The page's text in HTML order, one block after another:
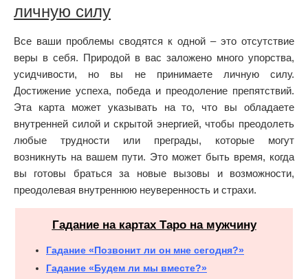
личную силу
Все ваши проблемы сводятся к одной – это отсутствие
веры в себя. Природой в вас заложено много упорства,
усидчивости, но вы не принимаете личную силу.
Достижение успеха, победа и преодоление препятствий.
Эта карта может указывать на то, что вы обладаете
внутренней силой и скрытой энергией, чтобы преодолеть
любые трудности или преграды, которые могут
возникнуть на вашем пути. Это может быть время, когда
вы готовы браться за новые вызовы и возможности,
преодолевая внутреннюю неуверенность и страхи.
Гадание на картах Таро на мужчину
Гадание «Позвонит ли он мне сегодня?»
Гадание «Будем ли мы вместе?»